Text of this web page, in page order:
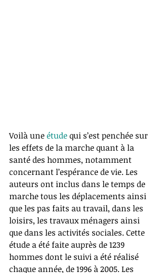
Voilà une étude qui s’est penchée sur
les effets de la marche quant à la
santé des hommes, notamment
concernant l’espérance de vie. Les
auteurs ont inclus dans le temps de
marche tous les déplacements ainsi
que les pas faits au travail, dans les
loisirs, les travaux ménagers ainsi
que dans les activités sociales. Cette
étude a été faite auprès de 1239
hommes dont le suivi a été réalisé
chaque année, de 1996 à 2005. Les